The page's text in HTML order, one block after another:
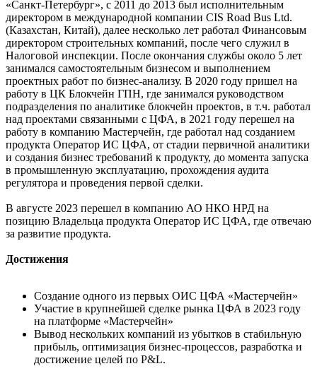
«Санкт-Петербург», с 2011 до 2013 был исполнительным
директором в международной компании CIS Road Bus Ltd.
(Казахстан, Китай), далее несколько лет работал Финансовым
директором строительных компаний, после чего служил в
Налоговой инспекции. После окончания службы около 5 лет
занимался самостоятельным бизнесом и выполнением
проектных работ по бизнес-анализу. В 2020 году пришел на
работу в ЦК Блокчейн ГПН, где занимался руководством
подразделения по аналитике блокчейн проектов, в т.ч. работал
над проектами связанными с ЦФА, в 2021 году перешел на
работу в компанию Мастерчейн, где работал над созданием
продукта Оператор ИС ЦФА, от стадии первичной аналитики
и создания бизнес требований к продукту, до момента запуска
в промышленную эксплуатацию, прохождения аудита
регулятора и проведения первой сделки.
В августе 2023 перешел в компанию АО НКО НРД на
позицию Владельца продукта Оператор ИС ЦФА, где отвечаю
за развитие продукта.
Достижения
Создание одного из первых ОИС ЦФА «Мастерчейн»
Участие в крупнейшей сделке рынка ЦФА в 2023 году
на платформе «Мастерчейн»
Вывод нескольких компаний из убытков в стабильную
прибыль, оптимизация бизнес-процессов, разработка и
достижение целей по P&L.